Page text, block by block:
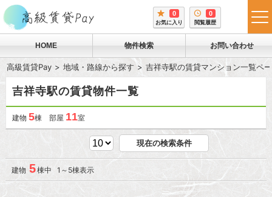
0
お気に入り
0
閲覧履歴
HOME 物件検索 お問い合わせ
高級賃貸Pay 地域・路線から探す 吉祥寺駅の賃貸マンション一覧ペ
吉祥寺駅の賃貸物件一覧
建物 5棟 部屋 11室
現在の検索条件
建物 5棟中 1～5棟表示